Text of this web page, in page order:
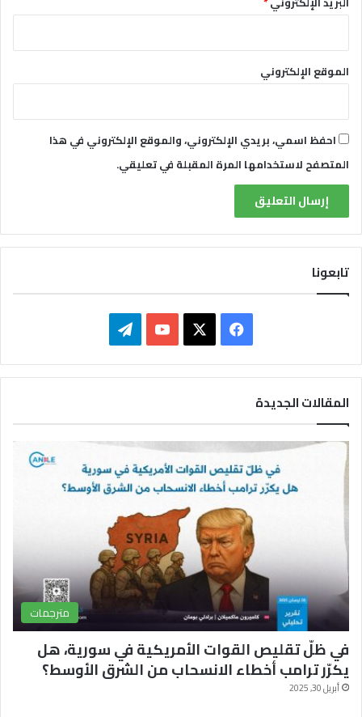
د
ل
ج
د
د
ل
ش
ر
ا
ل
و
س
الموقع الإلكتروني
احفظ اسمي، بريدي الإلكتروني، والموقع الإلكتروني في هذا
المتصفح لاستخدامها المرة المقبلة في تعليقي.
تابعونا
ي
ب
و
ك
X
Y
u
T
u
b
e
ي
ق
ا
م
المقالات الجديدة
مترجمات
في ظلّ تقليص القوات الأمريكية في سورية، هل
يكرّر ترامب أخطاء الانسحاب من الشرق الأوسط؟
أبريل 30, 2025